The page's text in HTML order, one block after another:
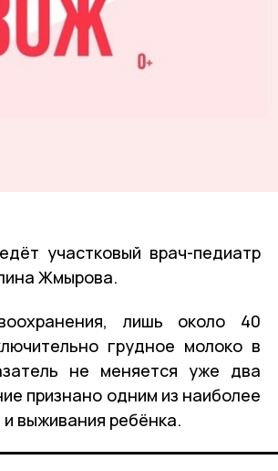
участковый врач-педиатр
Жмырова.
лишь около 40
грудное молоко в
не меняется уже два
признано одним из наиболее
выживания ребёнка.